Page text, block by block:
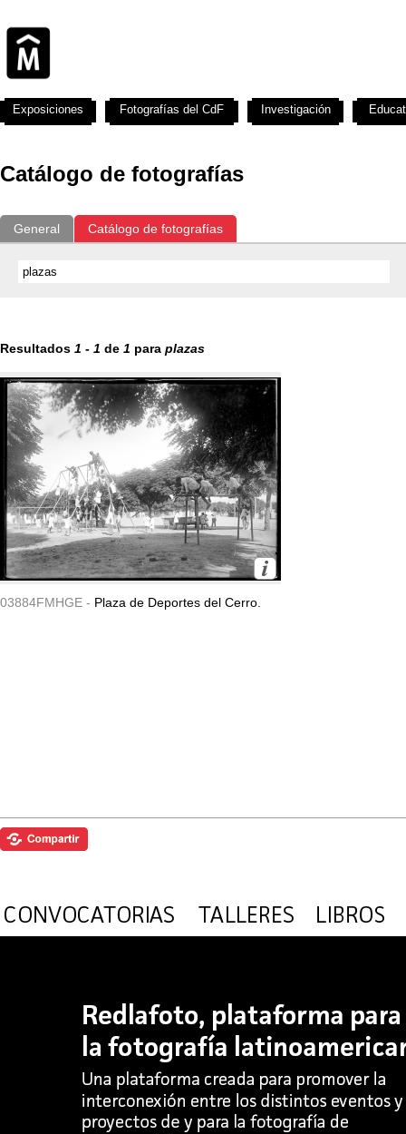
Catálogo de fotografías
General Catálogo de fotografías
Resultados 1 - 1 de 1 para plazas
03884FMHGE - Plaza de Deportes del Cerro.
Exposiciones Fotografías del CdF Investigación